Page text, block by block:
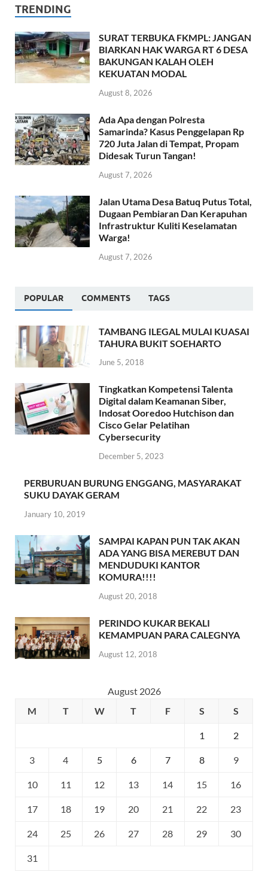
TRENDING
SURAT TERBUKA FKMPL: JANGAN
BIARKAN HAK WARGA RT 6 DESA
BAKUNGAN KALAH OLEH
KEKUATAN MODAL
August 8, 2026
Ada Apa dengan Polresta
Samarinda? Kasus Penggelapan Rp
720 Juta Jalan di Tempat, Propam
Didesak Turun Tangan!
August 7, 2026
Jalan Utama Desa Batuq Putus Total,
Dugaan Pembiaran Dan Kerapuhan
Infrastruktur Kuliti Keselamatan
Warga!
August 7, 2026
POPULAR COMMENTS TAGS
TAMBANG ILEGAL MULAI KUASAI
TAHURA BUKIT SOEHARTO
June 5, 2018
Tingkatkan Kompetensi Talenta
Digital dalam Keamanan Siber,
Indosat Ooredoo Hutchison dan
Cisco Gelar Pelatihan
Cybersecurity
December 5, 2023
PERBURUAN BURUNG ENGGANG, MASYARAKAT
SUKU DAYAK GERAM
January 10, 2019
SAMPAI KAPAN PUN TAK AKAN
ADA YANG BISA MEREBUT DAN
MENDUDUKI KANTOR
KOMURA!!!!
August 20, 2018
PERINDO KUKAR BEKALI
KEMAMPUAN PARA CALEGNYA
August 12, 2018
August 2026
M
T W T F S S
1 2
3 4 5 6 7 8 9
10 11 12 13 14 15 16
17 18 19 20 21 22 23
24 25 26 27 28 29 30
31